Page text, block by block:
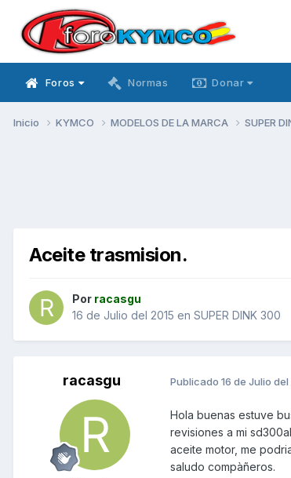
Foros Normas Donar
Inicio KYMCO MODELOS DE LA MARCA SUPER
Aceite trasmision.
Por racasgu
16 de Julio del 2015 en SUPER DINK 300
racasgu Publicado 16 de Julio del
Hola buenas estuve
revisiones a mi
aceite motor, me
saludo compàñeros.